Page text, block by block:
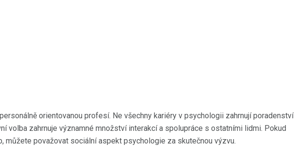
orientovanou profesí. Ne všechny kariéry v psychologii zahrnují poradenství
volba zahrnuje významné množství interakcí a spolupráce s ostatními lidmi. Pokud
můžete považovat sociální aspekt psychologie za skutečnou výzvu.